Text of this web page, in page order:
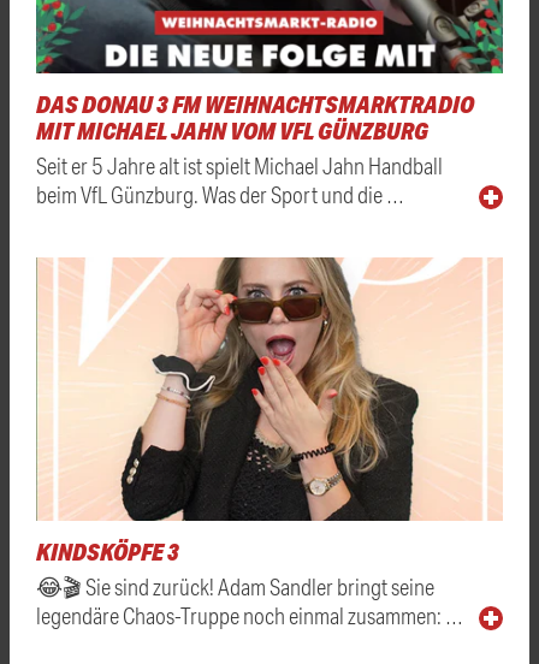
DAS DONAU 3 FM WEIHNACHTSMARKTRADIO
MIT MICHAEL JAHN VOM VFL GÜNZBURG
Seit er 5 Jahre alt ist spielt Michael Jahn Handball
beim VfL Günzburg. Was der Sport und die …
KINDSKÖPFE 3
😂🎬 Sie sind zurück! Adam Sandler bringt seine
legendäre Chaos-Truppe noch einmal zusammen: …